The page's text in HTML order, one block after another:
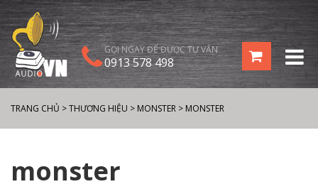
GỌI NGAY ĐỂ ĐƯỢC TƯ VẤN
0913 578 498
TRANG CHỦ >THƯƠNG HIỆU > MONSTER > MONSTER
monster